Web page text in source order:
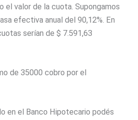
el valor de la cuota. Supongamos
efectiva anual del 90,12%. En
serían de $ 7.591,63
de 35000 cobro por el
en el Banco Hipotecario podés